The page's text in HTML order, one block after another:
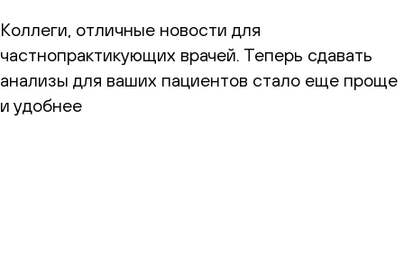
Коллеги, отличные новости для
частнопрактикующих врачей. Теперь сдавать
анализы для ваших пациентов стало еще проще
и удобнее